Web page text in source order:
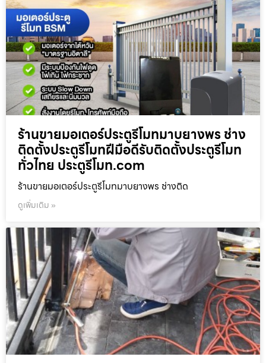
ร้านขายมอเตอร์ประตูรีโมทมาบยางพร ช่าง
ติดตั้งประตูรีโมทฝีมือดีรับติดตั้งประตูรีโมท
ทั่วไทย ประตูรีโมท.com
ร้านขายมอเตอร์ประตูรีโมทมาบยางพร ช่างติด
ดูเพิ่มเติม »